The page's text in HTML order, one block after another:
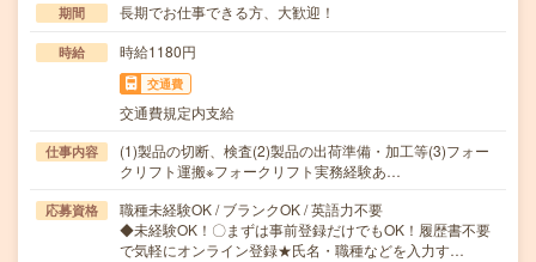
期間 長期でお仕事できる方、大歓迎！
時給 時給1180円
交通費
交通費規定内支給
仕事内容
(1)製品の切断、検査(2)製品の出荷準備・加工等(3)フォー
クリフト運搬※フォークリフト実務経験あ…
応募資格
職種未経験OK / ブランクOK / 英語力不要
◆未経験OK！〇まずは事前登録だけでもOK！履歴書不要
で気軽にオンライン登録★氏名・職種などを入力す…